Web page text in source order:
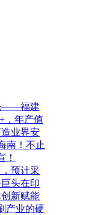
——福建
，年产值
业界安
南！不止
！
预计采
头在印
新赋能
产业的硬